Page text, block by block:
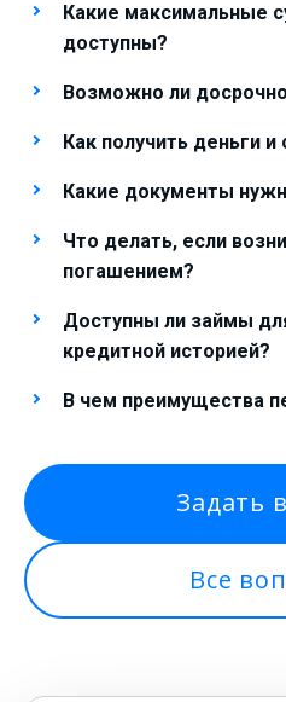
Какие максимальные
доступны?
Возможно ли
Как получить деньги
Какие документы
Что делать, если
погашением?
Доступны ли займы
кредитной историей?
В чем преимущества
Задать
Все